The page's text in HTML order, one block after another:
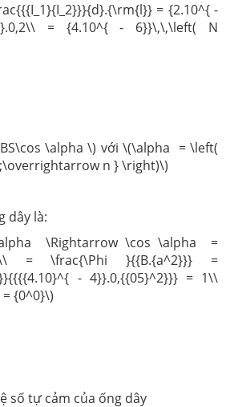
= {2.10^{ -
= {4.10^{ - 6}}\,\,\left( N
\alpha \) với \(\alpha = \left(
n } \right)\)
dây là:
\Rightarrow \cos \alpha =
= \frac{\Phi }{{B.{a^2}}} =
- 4}}.0,{{05}^2}}} = 1\\
{0^0}\)
số tự cảm của ống dây